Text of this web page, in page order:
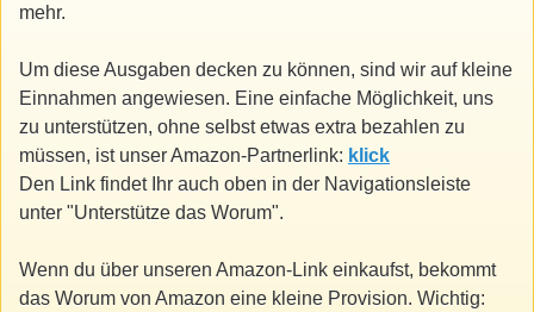
mehr.
Um diese Ausgaben decken zu können, sind wir auf kleine
Einnahmen angewiesen. Eine einfache Möglichkeit, uns
zu unterstützen, ohne selbst etwas extra bezahlen zu
müssen, ist unser Amazon-Partnerlink: klick
Den Link findet Ihr auch oben in der Navigationsleiste
unter "Unterstütze das Worum".
Wenn du über unseren Amazon-Link einkaufst, bekommt
das Worum von Amazon eine kleine Provision. Wichtig: